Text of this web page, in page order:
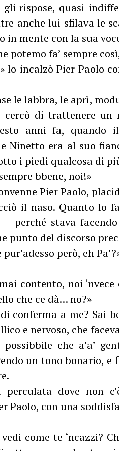
gli rispose, quasi
anche lui sfilava le
in mente con la sua
potemo fa’ sempre
lo incalzò Pier Paolo
le labbra, le aprì,
cercò di trattenere
anni fa, quando
Ninetto era al suo
i piedi qualcosa di
bbene, noi!»
Pier Paolo,
il naso. Quanto lo
– perché stava
punto del discorso
però, eh
mai contento, noi
che ce dà… no?»
conferma a me? Sai
e nervoso, che
possibbile che a’a’
un tono bonario, e
perculata dove non
Paolo, con una
vedi come te ‘ncazzi?